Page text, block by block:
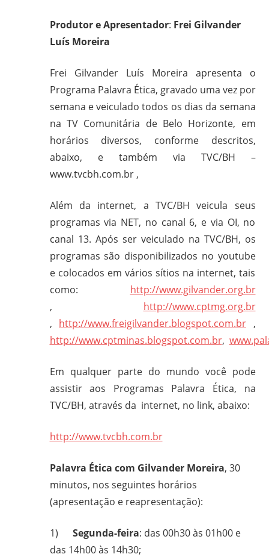
Movimentos
Populares
Campo
gilvanderufmg@gmail.com
www.gilvander.org.br
www.freigilvander.blogspot.com.br
www.twitter.com/gilvanderluis
facebook:
Moreira
Produtor e Apresentador: Frei Gilvander
Luís Moreira
Frei Gilvander Luís Moreira apresenta o
Programa Palavra Ética, gravado uma vez por
semana e veiculado todos os dias da semana
na TV Comunitária de Belo Horizonte, em
horários diversos, conforme descritos,
abaixo, e também via TVC/BH –
www.tvcbh.com.br ,
Além da internet, a TVC/BH veicula seus
programas via NET, no canal 6, e via OI, no
canal 13. Após ser veiculado na TVC/BH, os
programas são disponibilizados no youtube
e colocados em vários sítios na internet, tais
como: http://www.gilvander.org.br
, http://www.cptmg.org.br
, http://www.freigilvander.blogspot.com.br ,
http://www.cptminas.blogspot.com.br,
Em qualquer parte do mundo você pode
assistir aos Programas Palavra Ética, na
TVC/BH, através da internet, no link, abaixo:
http://www.tvcbh.com.br
Palavra Ética com Gilvander Moreira, 30
minutos, nos seguintes horários
(apresentação e reapresentação):
1) Segunda-feira: das 00h30 às 01h00 e
das 14h00 às 14h30;